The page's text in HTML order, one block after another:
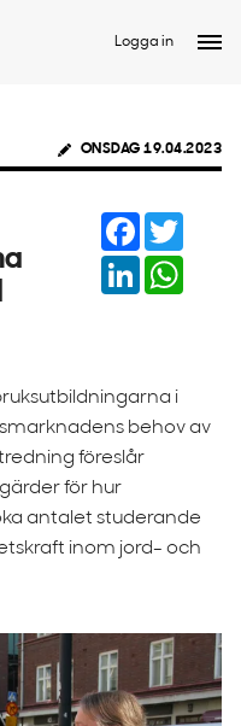
Logga in
ONSDAG 19.04.2023
Facebook
LinkedIn
i
behov av
föreslår
för hur
antalet studerande
inom jord- och